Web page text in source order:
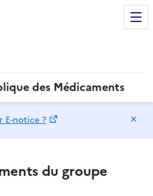
des Médicaments
E-notice ?
du groupe